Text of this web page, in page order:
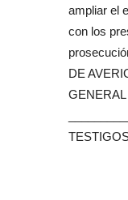
ampliar el
con los
DE